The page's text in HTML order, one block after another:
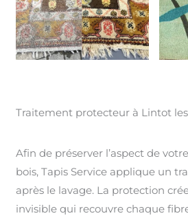
Traitement protecteur à Lintot
Afin de préserver l’aspect de
bois, Tapis Service applique un
après le lavage. La protection
invisible qui recouvre chaque